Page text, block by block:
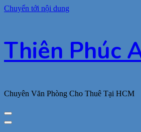
Chuyển tới nội dung
Thiên Phúc
Chuyên Văn Phòng Cho Thuê Tại HCM